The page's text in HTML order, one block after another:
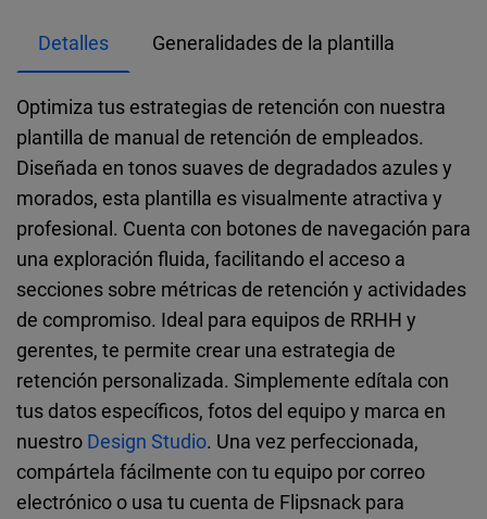
Detalles Generalidades de la plantilla
Optimiza tus estrategias de retención con nuestra
plantilla de manual de retención de empleados.
Diseñada en tonos suaves de degradados azules y
morados, esta plantilla es visualmente atractiva y
profesional. Cuenta con botones de navegación para
una exploración fluida, facilitando el acceso a
secciones sobre métricas de retención y actividades
de compromiso. Ideal para equipos de RRHH y
gerentes, te permite crear una estrategia de
retención personalizada. Simplemente edítala con
tus datos específicos, fotos del equipo y marca en
nuestro Design Studio. Una vez perfeccionada,
compártela fácilmente con tu equipo por correo
electrónico o usa tu cuenta de Flipsnack para